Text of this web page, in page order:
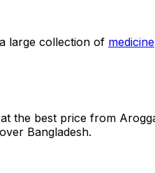
large collection of medicine
at the best price from
Bangladesh.